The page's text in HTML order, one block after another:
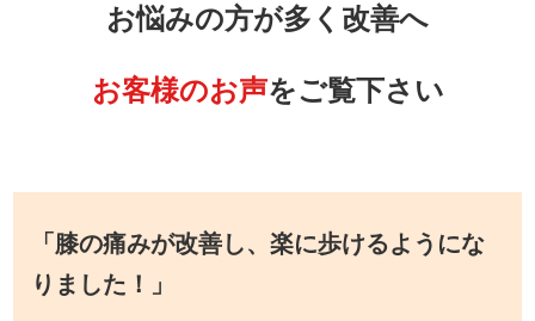
お悩みの方が多く改善へ
お客様のお声をご覧下さい
「膝の痛みが改善し、楽に歩けるようにな
りました！」